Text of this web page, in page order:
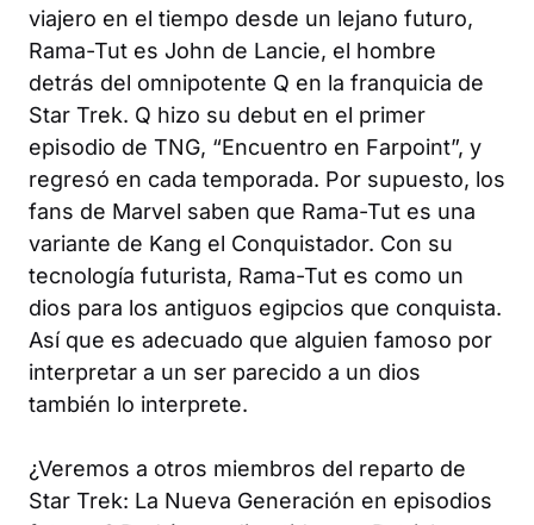
viajero en el tiempo desde un lejano futuro,
Rama-Tut es John de Lancie, el hombre
detrás del omnipotente Q en la franquicia de
Star Trek. Q hizo su debut en el primer
episodio de TNG, “Encuentro en Farpoint”, y
regresó en cada temporada. Por supuesto, los
fans de Marvel saben que Rama-Tut es una
variante de Kang el Conquistador. Con su
tecnología futurista, Rama-Tut es como un
dios para los antiguos egipcios que conquista.
Así que es adecuado que alguien famoso por
interpretar a un ser parecido a un dios
también lo interprete.
¿Veremos a otros miembros del reparto de
Star Trek: La Nueva Generación en episodios